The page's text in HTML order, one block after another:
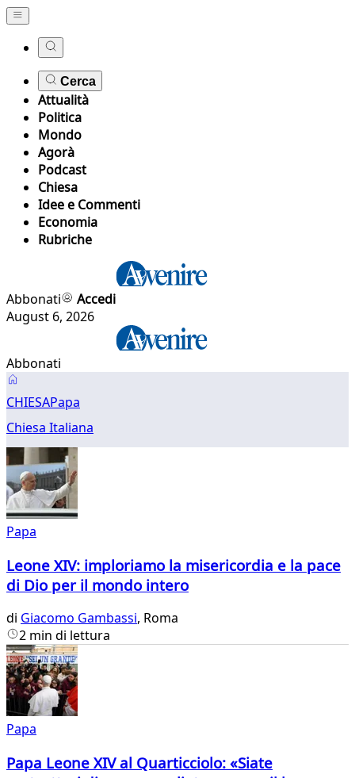
Cerca
Attualità
Politica
Mondo
Agorà
Podcast
Chiesa
Idee e Commenti
Economia
Rubriche
Abbonati
Accedi
August 6, 2026
Abbonati
Papa
CHIESAPapa
Chiesa Italiana
Papa
Leone XIV: imploriamo la misericordia e la pace
di Dio per il mondo intero
di Giacomo Gambassi, Roma
2 min di lettura
Papa
Papa Leone XIV al Quarticciolo: «Siate